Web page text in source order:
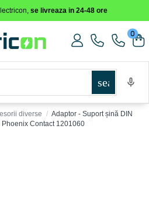
se livreaza in 24-48 ore
0
search
diverse
Adaptor - Suport șină DIN
Contact 1201060